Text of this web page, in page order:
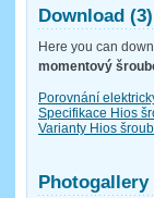
Download (3)
Here you can
momentový
Porovnání
Specifikace Hios
Varianty Hios
Photogallery